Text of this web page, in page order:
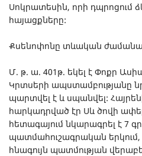
Սոկրատեսին, որի
հայացքները:
Քսենոփոնը տևական
Մ. թ. ա. 401թ. եկել է Փոքր
Կրտսերի ապստամբությանը
պարտվել է և սպանվել:
հարկադրված էր Սև ծովի
հետագայում նկարագրել է 7
պատմահուշագրական
հնագույն պատմության